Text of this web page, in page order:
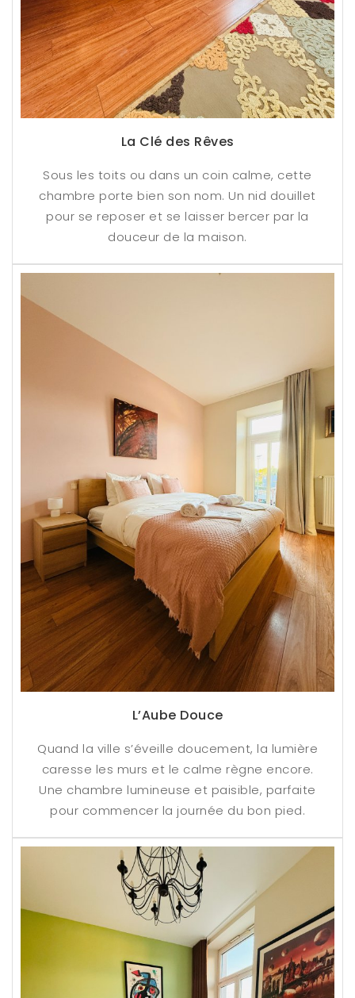
La Clé des Rêves
Sous les toits ou dans un coin calme, cette
chambre porte bien son nom. Un nid douillet
pour se reposer et se laisser bercer par la
douceur de la maison.
L’Aube Douce
Quand la ville s’éveille doucement, la lumière
caresse les murs et le calme règne encore.
Une chambre lumineuse et paisible, parfaite
pour commencer la journée du bon pied.